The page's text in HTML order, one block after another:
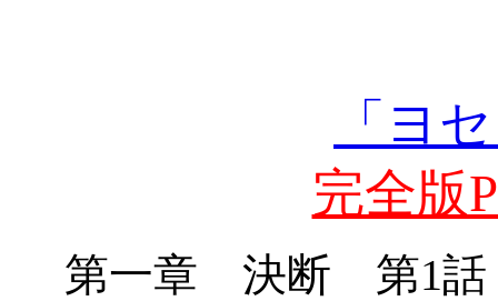
「ヨ
完全版
第一章 決断 第1話